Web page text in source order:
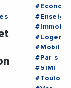
#Mobilite
#Paris
#SIMI
#Toulon